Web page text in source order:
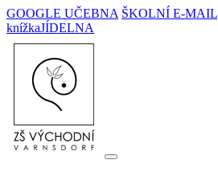
GOOGLE UČEBNA ŠKOLNÍ E-MAIL
knížkaJÍDELNA